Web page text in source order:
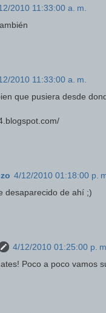
2010 11:33:00 a. m.
2010 11:33:00 a. m.
que pusiera desde
4/12/2010 01:18:00 p.
desaparecido de ahí ;)
4/12/2010 01:25:00 p. m.
Poco a poco vamos